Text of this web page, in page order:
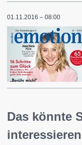
01.11.2016 – 08:00
Das könnte
interessieren